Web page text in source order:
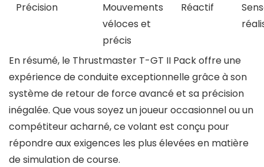
Précision
Mouvements
véloces et
précis
Réactif
En résumé, le Thrustmaster T-GT II Pack offre une
expérience de conduite exceptionnelle grâce à son
système de retour de force avancé et sa précision
inégalée. Que vous soyez un joueur occasionnel ou un
compétiteur acharné, ce volant est conçu pour
répondre aux exigences les plus élevées en matière
de simulation de course.